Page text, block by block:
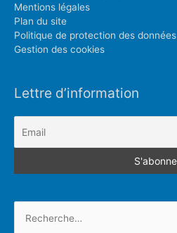
Mentions légales
Plan du site
Politique de protection des données
Gestion des cookies
Lettre d’information